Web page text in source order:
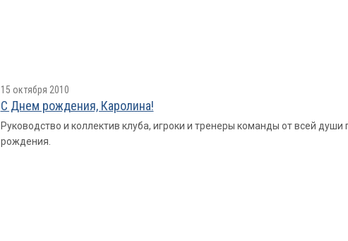
15 октября 2010
С Днем рождения, Каролина!
Руководство и коллектив клуба, игроки и тренеры команды от всей
рождения.